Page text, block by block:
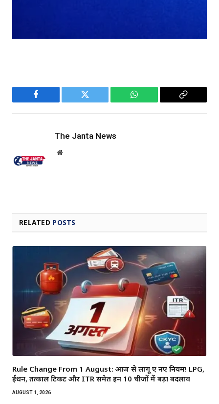
Facebook Twitter WhatsApp
Copy
The Janta News
Website
RELATED POSTS
Rule Change From 1 August: आज से लागू हुए नए नियम! LPG,
ईंधन, तत्काल टिकट और ITR समेत इन 10 चीजों में बड़ा बदलाव
AUGUST 1, 2026